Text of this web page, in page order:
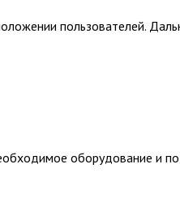
пользователей.
оборудование и